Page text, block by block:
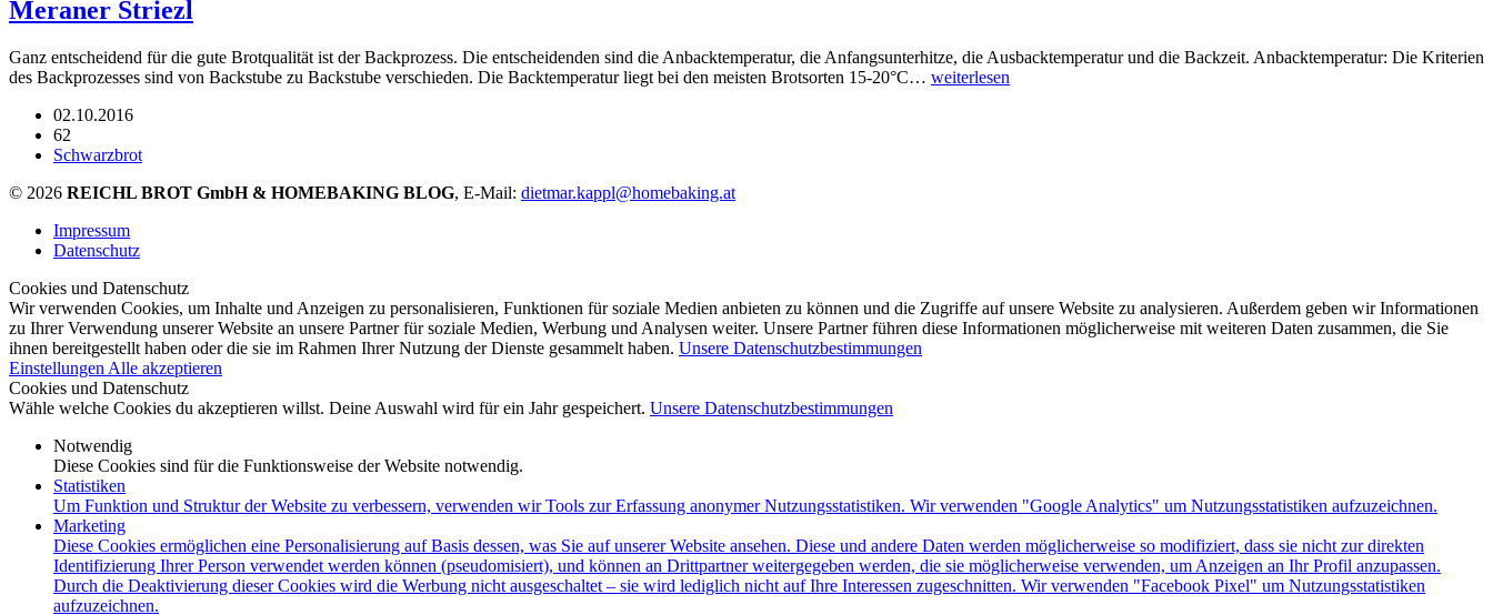
Meraner Striezl
Ganz entscheidend für die gute Brotqualität ist der Backprozess. Die entscheidenden sind die Anbacktemperatur, die Anfangsunterhitze, die Ausbacktemperatur und die Backzeit. Anbacktemperatur: Die Kriterien
des Backprozesses sind von Backstube zu Backstube verschieden. Die Backtemperatur liegt bei den meisten Brotsorten 15-20°C… weiterlesen
02.10.2016
62
Schwarzbrot
© 2026 REICHL BROT GmbH & HOMEBAKING BLOG, E-Mail: dietmar.kappl@homebaking.at
Impressum
Datenschutz
Cookies und Datenschutz
Wir verwenden Cookies, um Inhalte und Anzeigen zu personalisieren, Funktionen für soziale Medien anbieten zu können und die Zugriffe auf unsere Website zu analysieren. Außerdem geben wir Informationen
zu Ihrer Verwendung unserer Website an unsere Partner für soziale Medien, Werbung und Analysen weiter. Unsere Partner führen diese Informationen möglicherweise mit weiteren Daten zusammen, die Sie
ihnen bereitgestellt haben oder die sie im Rahmen Ihrer Nutzung der Dienste gesammelt haben. Unsere Datenschutzbestimmungen
Einstellungen Alle akzeptieren
Cookies und Datenschutz
Wähle welche Cookies du akzeptieren willst. Deine Auswahl wird für ein Jahr gespeichert. Unsere Datenschutzbestimmungen
Notwendig
Diese Cookies sind für die Funktionsweise der Website notwendig.
Statistiken
Um Funktion und Struktur der Website zu verbessern, verwenden wir Tools zur Erfassung anonymer Nutzungsstatistiken. Wir verwenden "Google Analytics" um Nutzungsstatistiken aufzuzeichnen.
Marketing
Diese Cookies ermöglichen eine Personalisierung auf Basis dessen, was Sie auf unserer Website ansehen. Diese und andere Daten werden möglicherweise so modifiziert, dass sie nicht zur direkten
Identifizierung Ihrer Person verwendet werden können (pseudomisiert), und können an Drittpartner weitergegeben werden, die sie möglicherweise verwenden, um Anzeigen an Ihr Profil anzupassen.
Durch die Deaktivierung dieser Cookies wird die Werbung nicht ausgeschaltet – sie wird lediglich nicht auf Ihre Interessen zugeschnitten. Wir verwenden "Facebook Pixel" um Nutzungsstatistiken
aufzuzeichnen.